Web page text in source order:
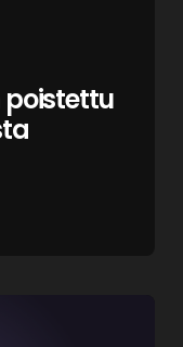
poistettu